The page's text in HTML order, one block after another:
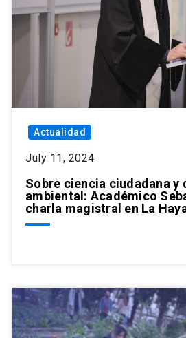
Actualidad
July 11, 2024
Sobre ciencia ciudadana y
ambiental: Académico
charla magistral en La